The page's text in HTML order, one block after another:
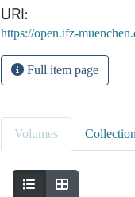
URI
https://open.ifz-
Full item page
Volumes